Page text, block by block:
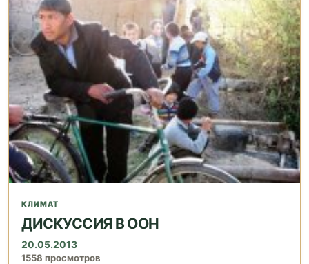
КЛИМАТ
ДИСКУССИЯ В ООН
20.05.2013
1558 просмотров